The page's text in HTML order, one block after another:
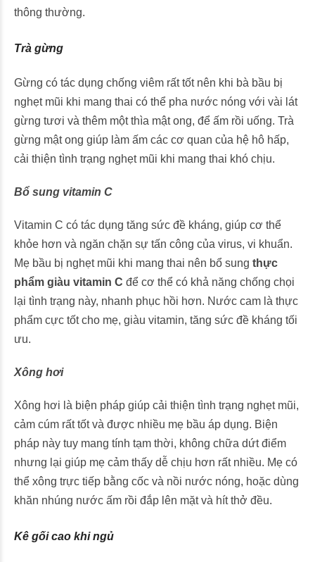
thông thường.
Trà gừng
Gừng có tác dụng chống viêm rất tốt nên khi bà bầu bị
nghẹt mũi khi mang thai có thể pha nước nóng với vài lát
gừng tươi và thêm một thìa mật ong, để ấm rồi uống. Trà
gừng mật ong giúp làm ấm các cơ quan của hệ hô hấp,
cải thiện tình trạng nghẹt mũi khi mang thai khó chịu.
Bổ sung vitamin C
Vitamin C có tác dụng tăng sức đề kháng, giúp cơ thể
khỏe hơn và ngăn chặn sự tấn công của virus, vi khuẩn.
Mẹ bầu bị nghẹt mũi khi mang thai nên bổ sung thực
phẩm giàu vitamin C để cơ thể có khả năng chống chọi
lại tình trạng này, nhanh phục hồi hơn. Nước cam là thực
phẩm cực tốt cho mẹ, giàu vitamin, tăng sức đề kháng tối
ưu.
Xông hơi
Xông hơi là biện pháp giúp cải thiện tình trạng nghẹt mũi,
cảm cúm rất tốt và được nhiều mẹ bầu áp dụng. Biện
pháp này tuy mang tính tạm thời, không chữa dứt điểm
nhưng lại giúp mẹ cảm thấy dễ chịu hơn rất nhiều. Mẹ có
thể xông trực tiếp bằng cốc và nồi nước nóng, hoặc dùng
khăn nhúng nước ấm rồi đắp lên mặt và hít thở đều.
Kê gối cao khi ngủ